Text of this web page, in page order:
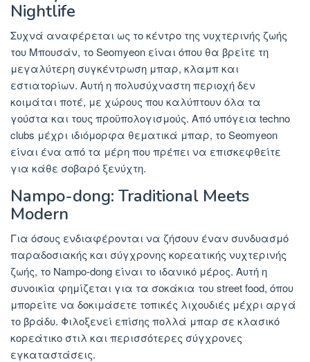
Nightlife
Συχνά αναφέρεται ως το κέντρο της νυχτερινής ζωής
του Μπουσάν, το Seomyeon είναι όπου θα βρείτε τη
μεγαλύτερη συγκέντρωση μπαρ, κλαμπ και
εστιατορίων. Αυτή η πολυσύχναστη περιοχή δεν
κοιμάται ποτέ, με χώρους που καλύπτουν όλα τα
γούστα και τους προϋπολογισμούς. Από υπόγεια techno
clubs μέχρι ιδιόμορφα θεματικά μπαρ, το Seomyeon
είναι ένα από τα μέρη που πρέπει να επισκεφθείτε
για κάθε σοβαρό ξενύχτη.
Nampo-dong: Traditional Meets
Modern
Για όσους ενδιαφέρονται να ζήσουν έναν συνδυασμό
παραδοσιακής και σύγχρονης κορεατικής νυχτερινής
ζωής, το Nampo-dong είναι το ιδανικό μέρος. Αυτή η
συνοικία φημίζεται για τα σοκάκια του street food, όπου
μπορείτε να δοκιμάσετε τοπικές λιχουδιές μέχρι αργά
το βράδυ. Φιλοξενεί επίσης πολλά μπαρ σε κλασικό
κορεάτικο στιλ και περισσότερες σύγχρονες
εγκαταστάσεις.